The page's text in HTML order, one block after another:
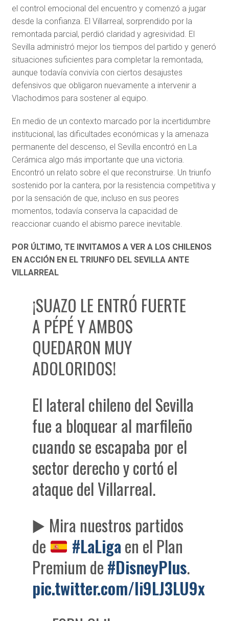
el control emocional del encuentro y comenzó a jugar
desde la confianza. El Villarreal, sorprendido por la
remontada parcial, perdió claridad y agresividad. El
Sevilla administró mejor los tiempos del partido y generó
situaciones suficientes para completar la remontada,
aunque todavía convivía con ciertos desajustes
defensivos que obligaron nuevamente a intervenir a
Vlachodimos para sostener al equipo.
En medio de un contexto marcado por la incertidumbre
institucional, las dificultades económicas y la amenaza
permanente del descenso, el Sevilla encontró en La
Cerámica algo más importante que una victoria.
Encontró un relato sobre el que reconstruirse. Un triunfo
sostenido por la cantera, por la resistencia competitiva y
por la sensación de que, incluso en sus peores
momentos, todavía conserva la capacidad de
reaccionar cuando el abismo parece inevitable.
POR ÚLTIMO, TE INVITAMOS A VER A LOS CHILENOS
EN ACCIÓN EN EL TRIUNFO DEL SEVILLA ANTE
VILLARREAL
¡SUAZO LE ENTRÓ FUERTE
A PÉPÉ Y AMBOS
QUEDARON MUY
ADOLORIDOS!
El lateral chileno del Sevilla
fue a bloquear al marfileño
cuando se escapaba por el
sector derecho y cortó el
ataque del Villarreal.
▶️ Mira nuestros partidos
de
#LaLigaen el Plan
Premium de#DisneyPlus.
pic.twitter.com/li9LJ3LU9x